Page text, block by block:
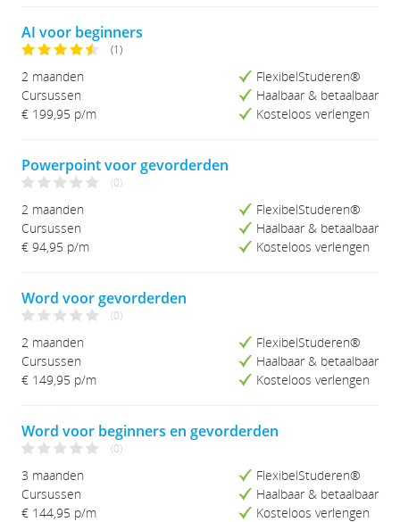
AI voor beginners
(1)
2 maanden
Cursussen
€ 199,95 p/m
FlexibelStuderen®
Haalbaar & betaalbaar
Kosteloos verlengen
Powerpoint voor gevorderden
(0)
2 maanden
Cursussen
€ 94,95 p/m
FlexibelStuderen®
Haalbaar & betaalbaar
Kosteloos verlengen
Word voor gevorderden
(0)
2 maanden
Cursussen
€ 149,95 p/m
FlexibelStuderen®
Haalbaar & betaalbaar
Kosteloos verlengen
Word voor beginners en gevorderden
(0)
3 maanden
Cursussen
€ 144,95 p/m
FlexibelStuderen®
Haalbaar & betaalbaar
Kosteloos verlengen